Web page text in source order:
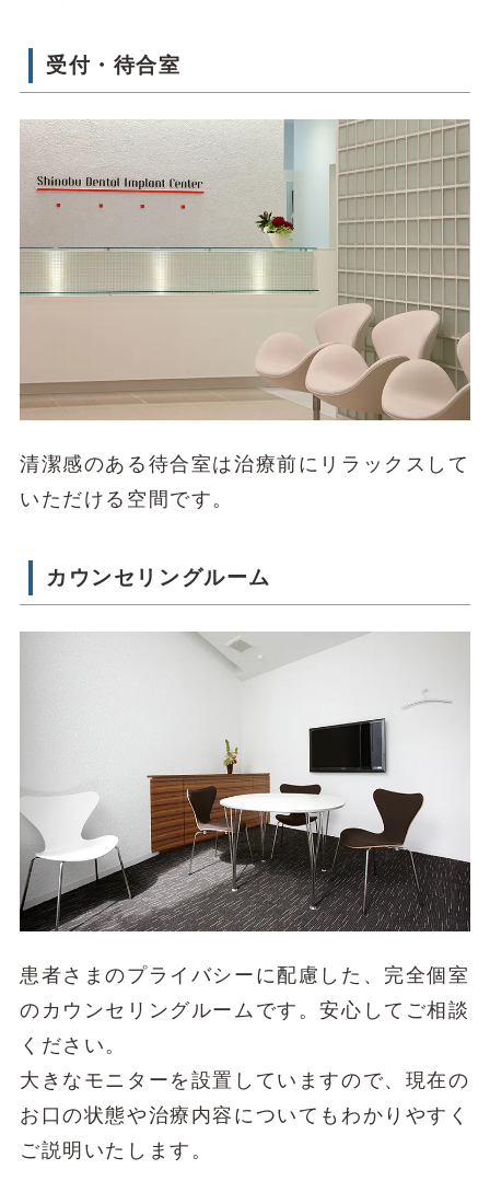
受付・待合室
清潔感のある待合室は治療前にリラックスして
いただける空間です。
カウンセリングルーム
患者さまのプライバシーに配慮した、完全個室
のカウンセリングルームです。安心してご相談
ください。
大きなモニターを設置していますので、現在の
お口の状態や治療内容についてもわかりやすく
ご説明いたします。